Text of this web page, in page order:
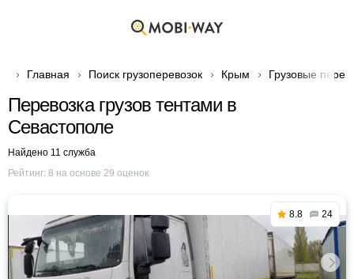
Главная Поиск грузоперевозок Крым Грузовые
Перевозка грузов тентами в
Севастополе
Найдено 11 служба
Рейтинг: 8 на основе 29 оценок
8.8 24